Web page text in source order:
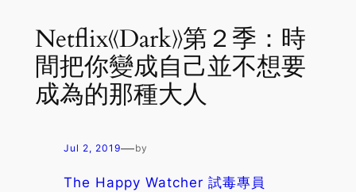
Netflix《Dark》第２季：時
間把你變成自己並不想要
成為的那種大人
Jul 2, 2019—by
The Happy Watcher 試毒專員